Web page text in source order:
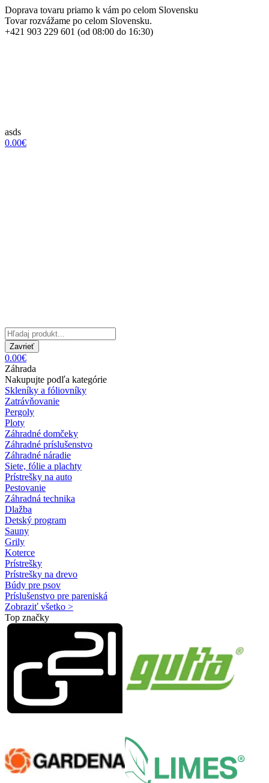
Doprava tovaru priamo k vám po celom Slovensku
Tovar rozvážame po celom Slovensku.
+421 903 229 601 (od 08:00 do 16:30)
asds
0.00€
Zavrieť
0.00€
Záhrada
Nakupujte podľa kategórie
Skleníky a fóliovníky
Zatrávňovanie
Pergoly
Ploty
Záhradné domčeky
Záhradné príslušenstvo
Záhradné náradie
Siete, fólie a plachty
Prístrešky na auto
Pestovanie
Záhradná technika
Dlažba
Detský program
Sauny
Grily
Koterce
Prístrešky
Prístrešky na drevo
Búdy pre psov
Príslušenstvo pre pareniská
Zobraziť všetko >
Top značky